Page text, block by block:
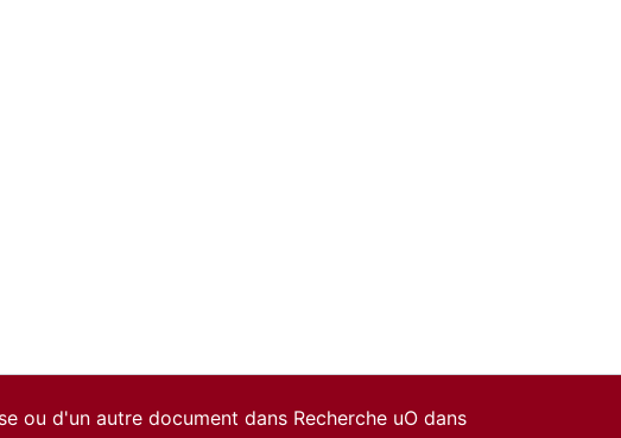
ou d'un autre document dans Recherche uO dans